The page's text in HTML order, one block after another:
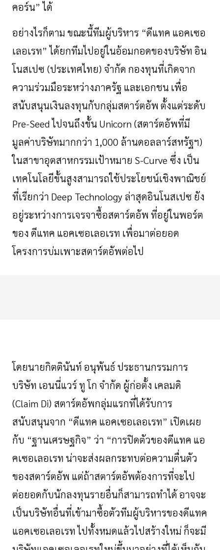
คอร์น”ได้
อย่างไรก็ตามขณะนี้ทีมผู้บริหาร “ดีแทค แอคเซอ
เลอเรท”ได้ยกทีมไปอยู่ในอ้อมกอดของบริษัทอิน
โนสเปซ (ประเทศไทย) จำกัด กองทุนที่เกิดจาก
ความร่วมมือระหว่างภาครัฐ และเอกชน เพื่อ
สนับสนุนเงินลงทุนกับกลุ่มสตาร์ตอัพตั้งแต่ระดับ
Pre-Seedไปจนถึงขั้น Unicorn (สตาร์ตอัพที่มี
มูลค่าบริษัทมากกว่า 1,000 ล้านดอลลาร์สหรัฐฯ)
ในสาขาอุตสาหกรรมเป้าหมาย S-Curve ซึ่ง เป็น
เทคโนโลยีขั้นสูงสามารถใช้ประโยชน์เชิงพาณิชย์
ที่เรียกว่า Deep Technology ล่าสุดอินโนสเปซ ยัง
อยู่ระหว่างการเจรจาซื้อสตาร์ตอัพที่อยู่ในพอร์ต
ของดีแทค แอคเซอเลอเรท เพื่อมาต่อยอด
โครงการบ่มเพาะสตาร์ตอัพต่อไป
โดยนายกิตตินันท์อนุพันธ์ประธานกรรมการ
บริษัท เอนนี่แวร์ทูโกจํากัด ผู้ก่อตั้ง เคลมดิ
(Claim Di) สตาร์ตอัพกลุ่มแรกที่ได้รับการ
สนับสนุนจาก “ดีแทค แอคเซอเลอเรท” เปิดเผย
กับ “ฐานเศรษฐกิจ” ว่า “การปิดตัวของดีแทค แอ
คเซอเลอเรทน่าจะส่งผลกระทบต่อความตื่นตัว
ของสตาร์ตอัพ แต่ถ้าสตาร์ตอัพต้องการที่จะไป
ต่อยอดกับนักลงทุนรายอื่นก็สามารถทำได้อาจจะ
เป็นบริษัทอื่นที่เข้ามาซื้อตัวทีมผู้บริหารของดีแทค
แอคเซอเลอเรทไปทั้งหมดแล้วไปสร้างใหม่ก็จะมี